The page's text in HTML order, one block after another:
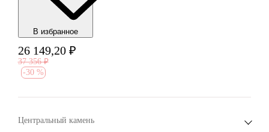
В избранноe
26 149,20 ₽
37 356 ₽
-30 %
Центральный камень